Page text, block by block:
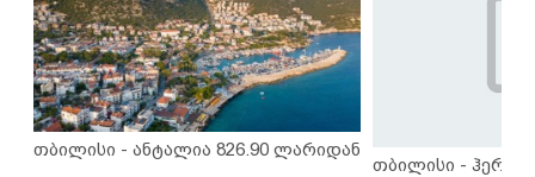
თბილისი - ანტალია 826.90 ლარიდან
თბილისი -